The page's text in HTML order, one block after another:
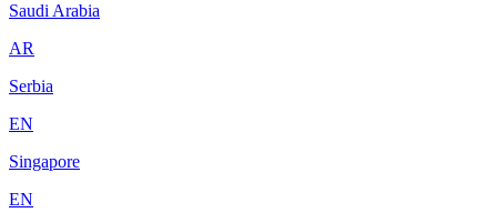
Saudi Arabia
AR
Serbia
EN
Singapore
EN